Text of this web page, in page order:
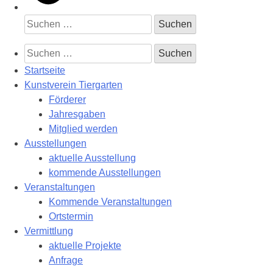
Suchen
nach:
Suchen
nach:
Startseite
Kunstverein Tiergarten
Förderer
Jahresgaben
Mitglied werden
Ausstellungen
aktuelle Ausstellung
kommende Ausstellungen
Veranstaltungen
Kommende Veranstaltungen
Ortstermin
Vermittlung
aktuelle Projekte
Anfrage